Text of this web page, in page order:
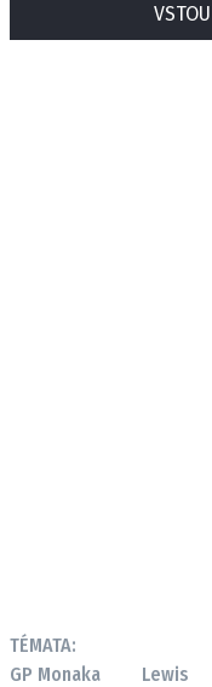
TÉMATA:
GP Monaka
Lewis